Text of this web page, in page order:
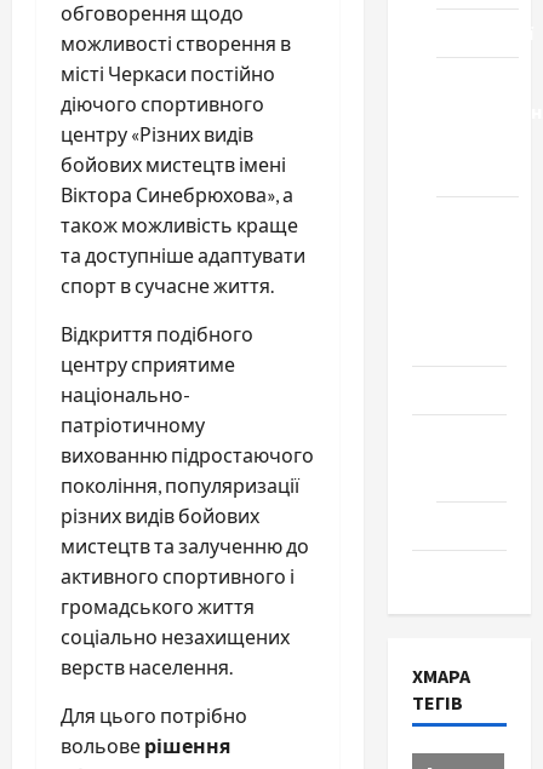
обговорення щодо
можливості створення в
місті Черкаси постійно
діючого спортивного
центру «Різних видів
бойових мистецтв імені
Віктора Синебрюхова», а
також можливість краще
та доступніше адаптувати
спорт в сучасне життя.
Відкриття подібного
центру сприятиме
національно-
патріотичному
вихованню підростаючого
покоління, популяризації
різних видів бойових
мистецтв та залученню до
активного спортивного і
громадського життя
соціально незахищених
верств населення.
Для цього потрібно
вольове рішення
ХМАРА
ТЕГІВ